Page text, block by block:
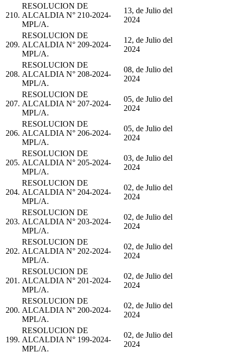
210.
RESOLUCION DE
ALCALDIA N° 210-2024-
MPL/A.
13, de Julio del
2024
209.
RESOLUCION DE
ALCALDIA N° 209-2024-
MPL/A.
12, de Julio del
2024
208.
RESOLUCION DE
ALCALDIA N° 208-2024-
MPL/A.
08, de Julio del
2024
207.
RESOLUCION DE
ALCALDIA N° 207-2024-
MPL/A.
05, de Julio del
2024
206.
RESOLUCION DE
ALCALDIA N° 206-2024-
MPL/A.
05, de Julio del
2024
205.
RESOLUCION DE
ALCALDIA N° 205-2024-
MPL/A.
03, de Julio del
2024
204.
RESOLUCION DE
ALCALDIA N° 204-2024-
MPL/A.
02, de Julio del
2024
203.
RESOLUCION DE
ALCALDIA N° 203-2024-
MPL/A.
02, de Julio del
2024
202.
RESOLUCION DE
ALCALDIA N° 202-2024-
MPL/A.
02, de Julio del
2024
201.
RESOLUCION DE
ALCALDIA N° 201-2024-
MPL/A.
02, de Julio del
2024
200.
RESOLUCION DE
ALCALDIA N° 200-2024-
MPL/A.
02, de Julio del
2024
199.
RESOLUCION DE
ALCALDIA N° 199-2024-
MPL/A.
02, de Julio del
2024